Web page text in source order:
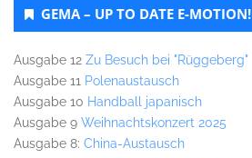
GEMA – UP TO DATE E-MOTION!
Ausgabe 12 Zu Besuch bei "Rüggeberg"
Ausgabe 11 Polenaustausch
Ausgabe 10 Handball japanisch
Ausgabe 9 Weihnachtskonzert 2025
Ausgabe 8: China-Austausch